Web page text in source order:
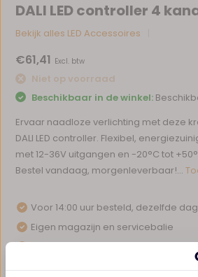
DALI LED controller 4
Bekijk alles LED Accessoires
€61,41 Excl. btw
Niet op voorraad
Beschikbaar in de winkel:
Ervaar naadloze verlichting met deze
DALI LED controller. Flexibel,
met 12-36V uitgangen en -20°C tot
Bestel vandaag, morgenleverbaar!...
Voor 14:00 uur besteld, dezelfde
Eigen magazijn en servicebalie
1 tot 10 jaar garantie op verlichting
Afhalen in ons magazijn direct